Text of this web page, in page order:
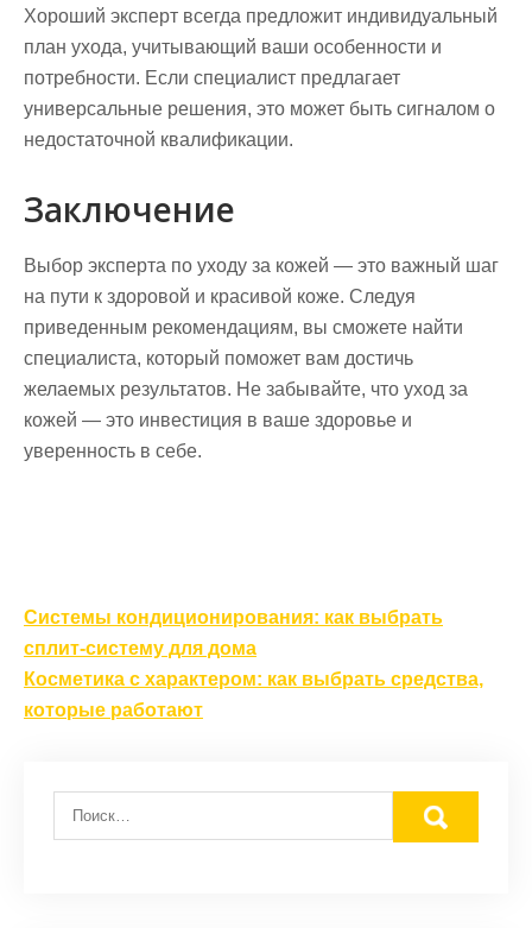
Хороший эксперт всегда предложит индивидуальный
план ухода, учитывающий ваши особенности и
потребности. Если специалист предлагает
универсальные решения, это может быть сигналом о
недостаточной квалификации.
Заключение
Выбор эксперта по уходу за кожей — это важный шаг
на пути к здоровой и красивой коже. Следуя
приведенным рекомендациям, вы сможете найти
специалиста, который поможет вам достичь
желаемых результатов. Не забывайте, что уход за
кожей — это инвестиция в ваше здоровье и
уверенность в себе.
Навигация
по
записям
Системы кондиционирования: как выбрать
сплит-систему для дома
Косметика с характером: как выбрать средства,
которые работают